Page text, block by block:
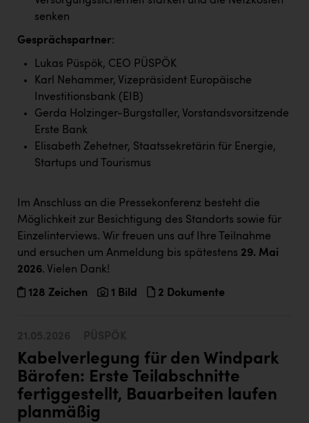
senken
Gesprächspartner:
Lukas Püspök, CEO PÜSPÖK
Karl Nehammer, Vizepräsident Europäische
Investitionsbank (EIB)
Gerda Holzinger-Burgstaller, Vorstandsvorsitzende
Erste Bank
Elisabeth Zehetner, Staatssekretärin für Energie,
Startups und Tourismus
Im Anschluss an die Pressekonferenz besteht die
Möglichkeit zur Besichtigung des Standorts sowie für
Einzelinterviews. Wir freuen uns auf Ihre Teilnahme
und ersuchen um Anmeldung bis spätestens 29. Mai
2026. Vielen Dank!
128 Zeichen 1 Bild 2 Dokumente
Kabelverlegung für den Windpark
Bärofen: Erste Teilabschnitte
fertiggestellt, Bauarbeiten laufen
planmäßig